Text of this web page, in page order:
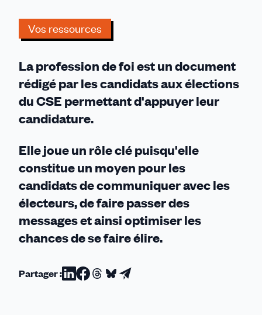
Vos ressources
La profession de foi est un document
rédigé par les candidats aux élections
du CSE permettant d'appuyer leur
candidature.
Elle joue un rôle clé puisqu'elle
constitue un moyen pour les
candidats de communiquer avec les
électeurs, de faire passer des
messages et ainsi optimiser les
chances de se faire élire.
Partager :Partager
Partager
Partager
Partager
Partager